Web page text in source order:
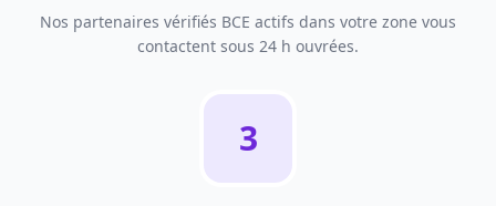
Nos partenaires vérifiés BCE actifs dans votre zone vous
contactent sous 24 h ouvrées.
3